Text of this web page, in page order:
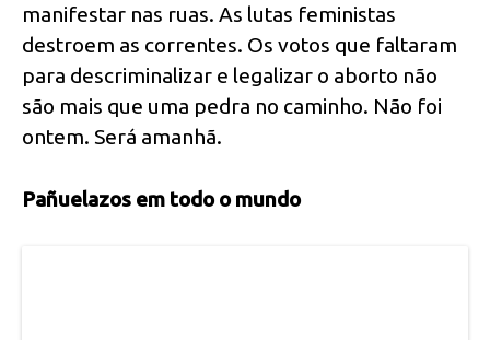
manifestar nas ruas. As lutas feministas
destroem as correntes. Os votos que faltaram
para descriminalizar e legalizar o aborto não
são mais que uma pedra no caminho. Não foi
ontem. Será amanhã.
Pañuelazos em todo o mundo